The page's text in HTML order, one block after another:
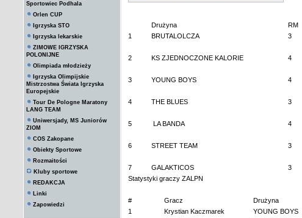
Sportowiec Podhala
Orlen CUP
Igrzyska STO
Igrzyska lekarskie
ZIMOWE IGRZYSKA
POLONIJNE
Olimpiada młodzieży
Igrzyska Olimpijskie
Mistrzostwa Świata Igrzyska
Europejskie
Tour De Pologne Maratony
LANG TEAM
Uniwersjady, MS Juniorów
ZIOM
COS Zakopane
Obiekty Sportowe
Rozmaitości
Kluby sportowe
REDAKCJA
Linki
Zapowiedzi
Drużyna RM
1
BRUTALOLCZA 3
2 KS ZJEDNOCZONE KALORIE 4
3 YOUNG BOYS 4
4 THE BLUES 3
5 LA BANDA 4
6 STREET TEAM 3
7 GALAKTICOS 3
Statystyki graczy ZALPN
# Gracz Drużyna
1
Krystian Kaczmarek YOUNG BOYS